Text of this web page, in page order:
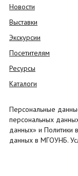
Новости
Выставки
Экскурсии
Посетителям
Ресурсы
Каталоги
Персональные
персональных
данных» и Политики
данных в МГОУНБ.